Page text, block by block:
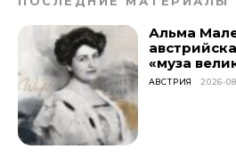
Альма
«муза
АВСТРИЯ 2026-